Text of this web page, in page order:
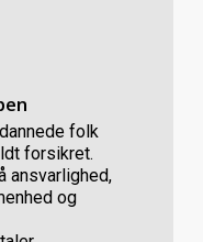
folk
forsikret.
og